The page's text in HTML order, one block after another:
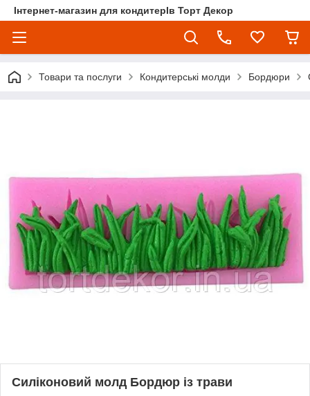
Інтернет-магазин для кондитерІв Торт Декор
Товари та послуги Кондитерські молди Бордюри
Силіконовий молд Бордюр із трави